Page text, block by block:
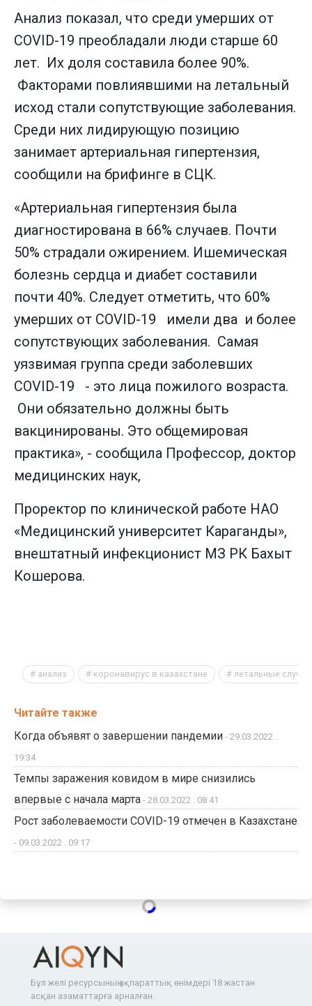
Анализ показал, что среди умерших от
COVID-19 преобладали люди старше 60
лет. Их доля составила более 90%.
Факторами повлиявшими на летальный
исход стали сопутствующие заболевания.
Среди них лидирующую позицию
занимает артериальная гипертензия,
сообщили на брифинге в СЦК.
«Артериальная гипертензия была
диагностирована в 66% случаев. Почти
50% страдали ожирением. Ишемическая
болезнь сердца и диабет составили
почти 40%. Следует отметить, что 60%
умерших от COVID-19 имели два и более
сопутствующих заболевания. Самая
уязвимая группа среди заболевших
COVID-19 - это лица пожилого возраста.
Они обязательно должны быть
вакцинированы. Это общемировая
практика», - сообщила Профессор, доктор
медицинских наук,
Проректор по клинической работе НАО
«Медицинский университет Караганды»,
внештатный инфекционист МЗ РК Бахыт
Кошерова.
анализ коронавирус в казахстане летальные
Читайте также
Когда объявят о завершении пандемии - 29.03.2022 .
19:34
Темпы заражения ковидом в мире снизились
впервые с начала марта - 28.03.2022 . 08:41
Рост заболеваемости COVID-19 отмечен в Казахстане
- 09.03.2022 . 09:17
Бұл желі ресурсының ақпараттық өнімдері 18 жастан
асқан азаматтарға арналған.